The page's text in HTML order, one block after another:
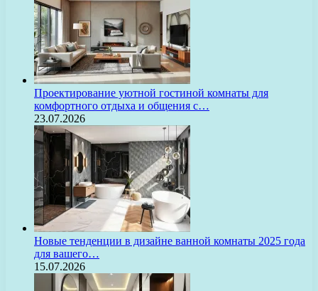
Проектирование уютной гостиной комнаты для
комфортного отдыха и общения с…
23.07.2026
Новые тенденции в дизайне ванной комнаты 2025 года
для вашего…
15.07.2026